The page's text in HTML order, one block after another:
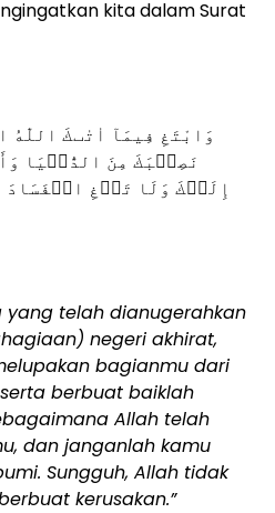
kita dalam Surat
وَابْتَغِ فِيمَآ اٰتٰٮكَ
نَصِيۡبَكَ مِنَ الدُّنۡيَا
إِلَيۡكَ وَلَا تَبۡغِ الۡفَسَادَ
yang telah dianugerahkan
negeri akhirat,
bagianmu dari
berbuat baiklah
Allah telah
dan janganlah kamu
Sungguh, Allah tidak
kerusakan.”